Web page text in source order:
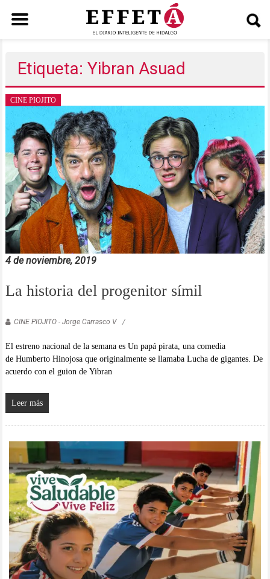
contenidoEtiqueta: Yibran Asuad
CINE PIOJITO
4 de noviembre, 2019
La historia del progenitor símil
CINE PIOJITO - Jorge Carrasco V
El estreno nacional de la semana es Un papá pirata, una comedia
de Humberto Hinojosa que originalmente se llamaba Lucha de gigantes. De
acuerdo con el guion de Yibran
Leer más